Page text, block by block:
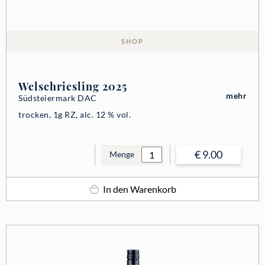
SHOP
Welschriesling 2025
Südsteiermark DAC
trocken, 1g RZ, alc. 12 % vol.
mehr
Menge € 9.00
In den Warenkorb